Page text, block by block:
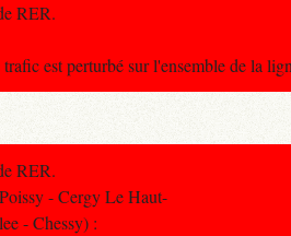
RER.
est perturbé sur l'ensemble de la
RER.
- Cergy Le Haut-
- Chessy) :